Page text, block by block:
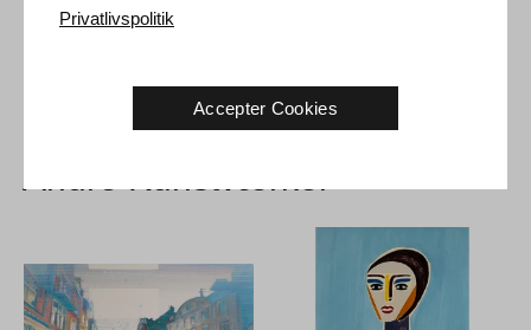
Privatlivspolitik
Accepter Cookies